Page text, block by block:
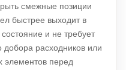
смежные позиции
быстрее выходит в
и не требует
добора расходников или
элементов перед